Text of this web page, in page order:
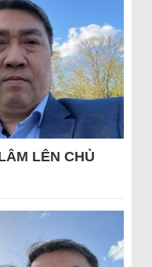
LÊN CHỦ